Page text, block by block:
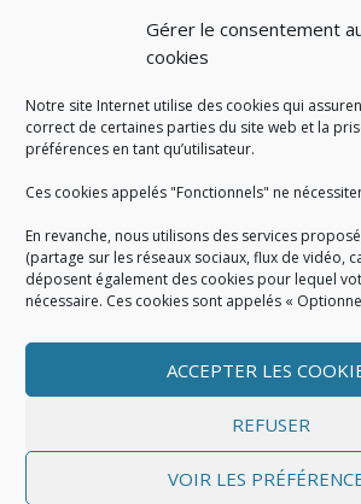
Gérer le consentement
cookies
Notre site Internet utilise des cookies qui
correct de certaines parties du site web et la
préférences en tant qu’utilisateur.
Ces cookies appelés "Fonctionnels" ne
En revanche, nous utilisons des services
(partage sur les réseaux sociaux, flux de vidéo,
déposent également des cookies pour lequel
nécessaire. Ces cookies sont appelés «
ACCEPTER LES
REFUSER
VOIR LES
MENTIONS LÉGALES
Politique de cookies